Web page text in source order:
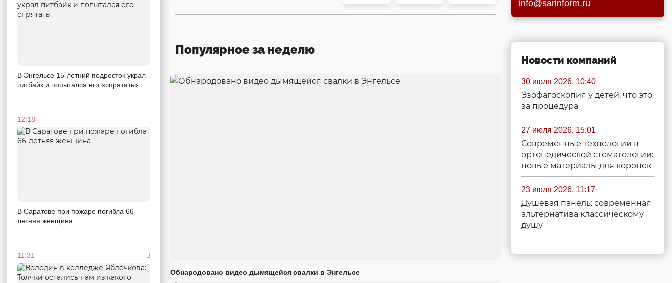
В Энгельсе 15-летний подросток украл
питбайк и попытался его «спрятать»
12:18
В Саратове при пожаре погибла 66-
летняя женщина
11:31
Популярное за неделю
Обнародовано видео дымящейся свалки в Энгельсе
info@sarinform.ru
Новости компаний
30 июля 2026, 10:40
Эзофагоскопия у детей: что это
за процедура
27 июля 2026, 15:01
Современные технологии в
ортопедической стоматологии:
новые материалы для коронок
23 июля 2026, 11:17
Душевая панель: современная
альтернатива классическому
душу